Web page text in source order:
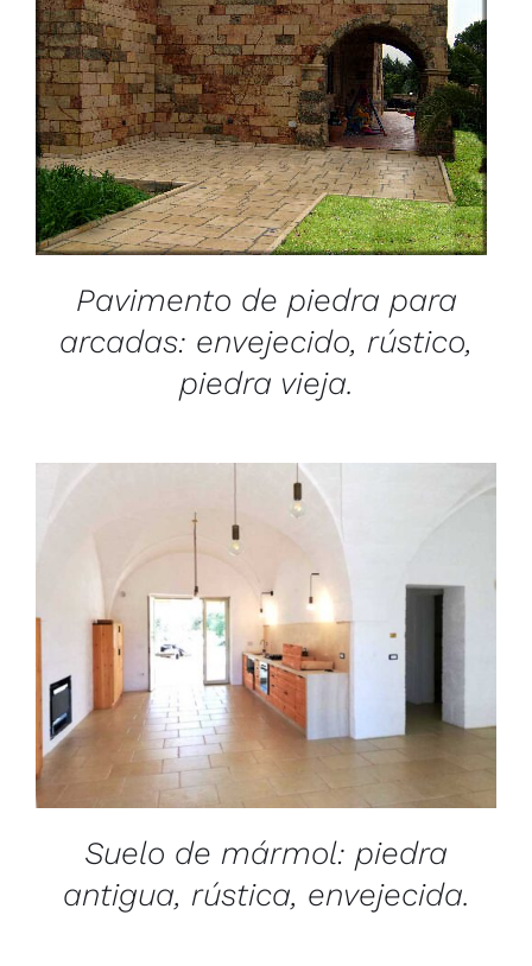
/
DETAILS
Pavimento de piedra para
arcadas: envejecido, rústico,
piedra vieja.
/
DETAILS
Suelo de mármol: piedra
antigua, rústica, envejecida.